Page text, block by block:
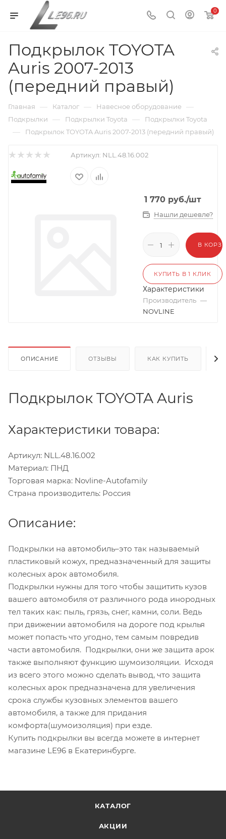
0
Подкрылок TOYOTA
Auris 2007-2013
(передний правый)
Главная — Каталог — Навесное оборудование —
Подкрылки — Подкрылки Toyota — Подкрылки Toyota
— Подкрылок TOYOTA Auris 2007-2013 (передний правый)
Артикул: NLL.48.16.002
1 770 руб./шт
Нашли дешевле?
В
КУПИТЬ В 1 КЛИК
Характеристики
Производитель —
NOVLINE
ОПИСАНИЕ ОТЗЫВЫ КАК КУПИТЬ
Подкрылок TOYOTA Auris
Характеристики товара:
Артикул: NLL.48.16.002
Материал: ПНД
Торговая марка: Novline-Autofamily
Страна производитель: Россия
Описание:
Подкрылки на автомобиль–это так называемый
пластиковый кожух, предназначенный для защиты
колесных арок автомобиля.
Подкрылки нужны для того чтобы защитить кузов
вашего автомобиля от различного рода инородных
тел таких как: пыль, грязь, снег, камни, соли. Ведь
при движении автомобиля на дороге под крылья
может попасть что угодно, тем самым повредив
части автомобиля. Подкрылки, они же защита арок
также выполняют функцию шумоизоляции. Исходя
из всего этого можно сделать вывод, что защита
колесных арок предназначена для увеличения
срока службы кузовных элементов вашего
автомобиля, а также для придания
комфорта(шумоизоляция) при езде.
Купить подкрылки вы всегда можете в интернет
магазине LE96 в Екатеринбурге.
КАТАЛОГ
АКЦИИ